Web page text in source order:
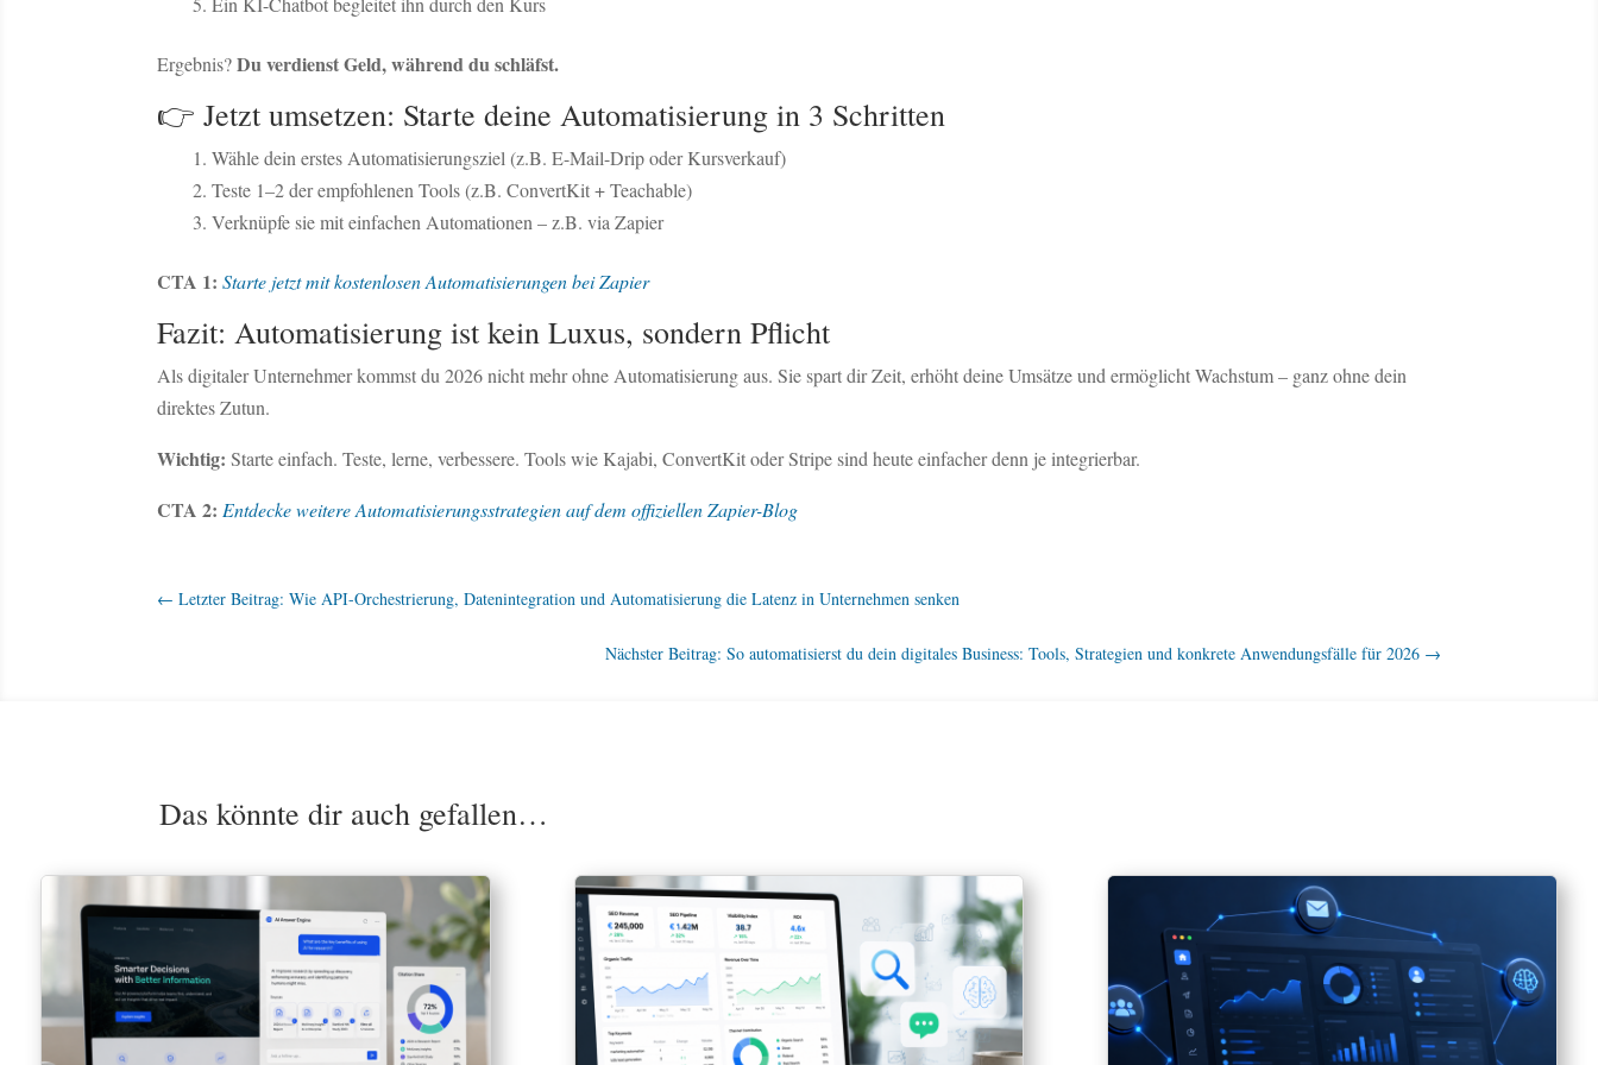
Ergebnis?Du verdienst Geld, während du schläfst.
👉 Jetzt umsetzen: Starte deine Automatisierung in 3 Schritten
Wähle dein erstes Automatisierungsziel (z.B. E-Mail-Drip oder Kursverkauf)
Teste 1–2 der empfohlenen Tools (z.B. ConvertKit + Teachable)
Verknüpfe sie mit einfachen Automationen – z.B. via Zapier
CTA 1: Starte jetzt mit kostenlosen Automatisierungen bei Zapier
Fazit: Automatisierung ist kein Luxus, sondern Pflicht
Als digitaler Unternehmer kommst du 2026 nicht mehr ohne Automatisierung aus. Sie spart dir Zeit, erhöht deine Umsätze und ermöglicht Wachstum – ganz ohne dein
direktes Zutun.
Wichtig: Starte einfach. Teste, lerne, verbessere. Tools wie Kajabi, ConvertKit oder Stripe sind heute einfacher denn je integrierbar.
CTA 2: Entdecke weitere Automatisierungsstrategien auf dem offiziellen Zapier-Blog
← Letzter Beitrag: Wie API-Orchestrierung, Datenintegration und Automatisierung die Latenz in Unternehmen senken
Nächster Beitrag: So automatisierst du dein digitales Business: Tools, Strategien und konkrete Anwendungsfälle für 2026 →
Das könnte dir auch gefallen…